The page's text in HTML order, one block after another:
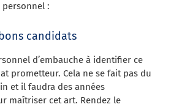
:
candidats
d’embauche à identifier ce
prometteur. Cela ne se fait pas du
et il faudra des années
maîtriser cet art. Rendez le